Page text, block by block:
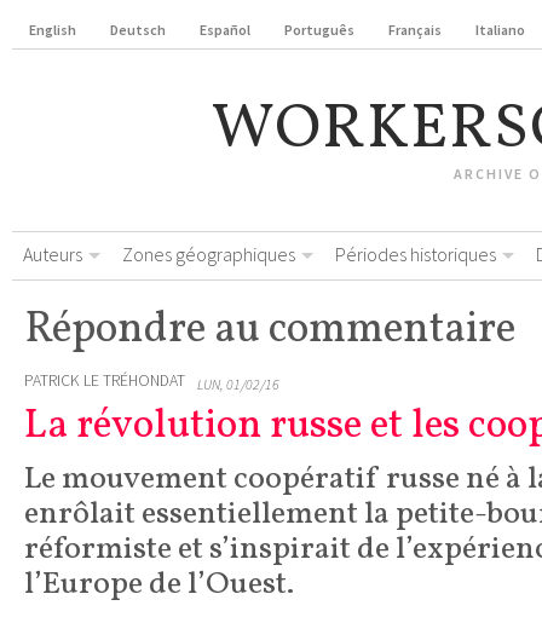
English Deutsch Español Português Français Italiano
ARCHIVE
Auteurs Zones géographiques Périodes historiques
Répondre au commentaire
PATRICK LE TRÉHONDAT LUN, 01/02/16
La révolution russe et les
Le mouvement coopératif russe né à
enrôlait essentiellement la petite-
réformiste et s’inspirait de
l’Europe de l’Ouest.